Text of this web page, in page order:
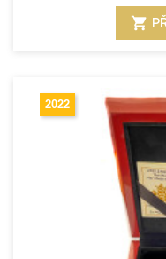
shopping_cart
2022